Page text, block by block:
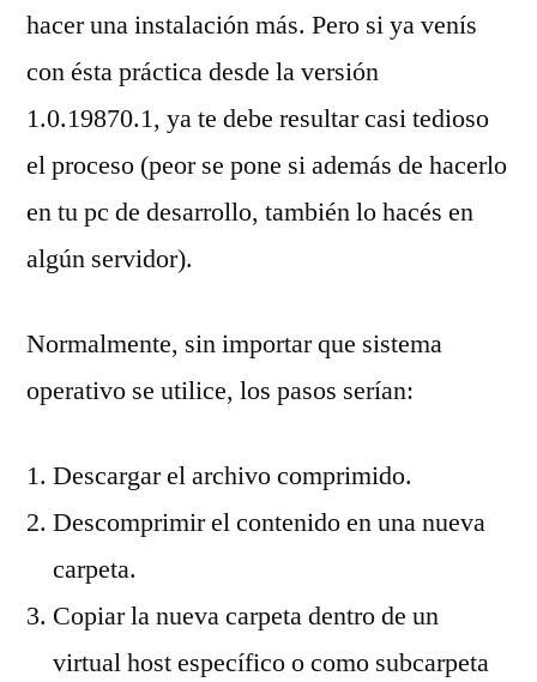
hacer una instalación más. Pero si ya venís
con ésta práctica desde la versión
1.0.19870.1, ya te debe resultar casi tedioso
el proceso (peor se pone si además de hacerlo
en tu pc de desarrollo, también lo hacés en
algún servidor).
Normalmente, sin importar que sistema
operativo se utilice, los pasos serían:
Descargar el archivo comprimido.
Descomprimir el contenido en una nueva
carpeta.
Copiar la nueva carpeta dentro de un
virtual host específico o como subcarpeta